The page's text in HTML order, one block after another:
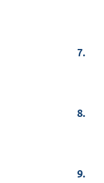
7.
8.
9.